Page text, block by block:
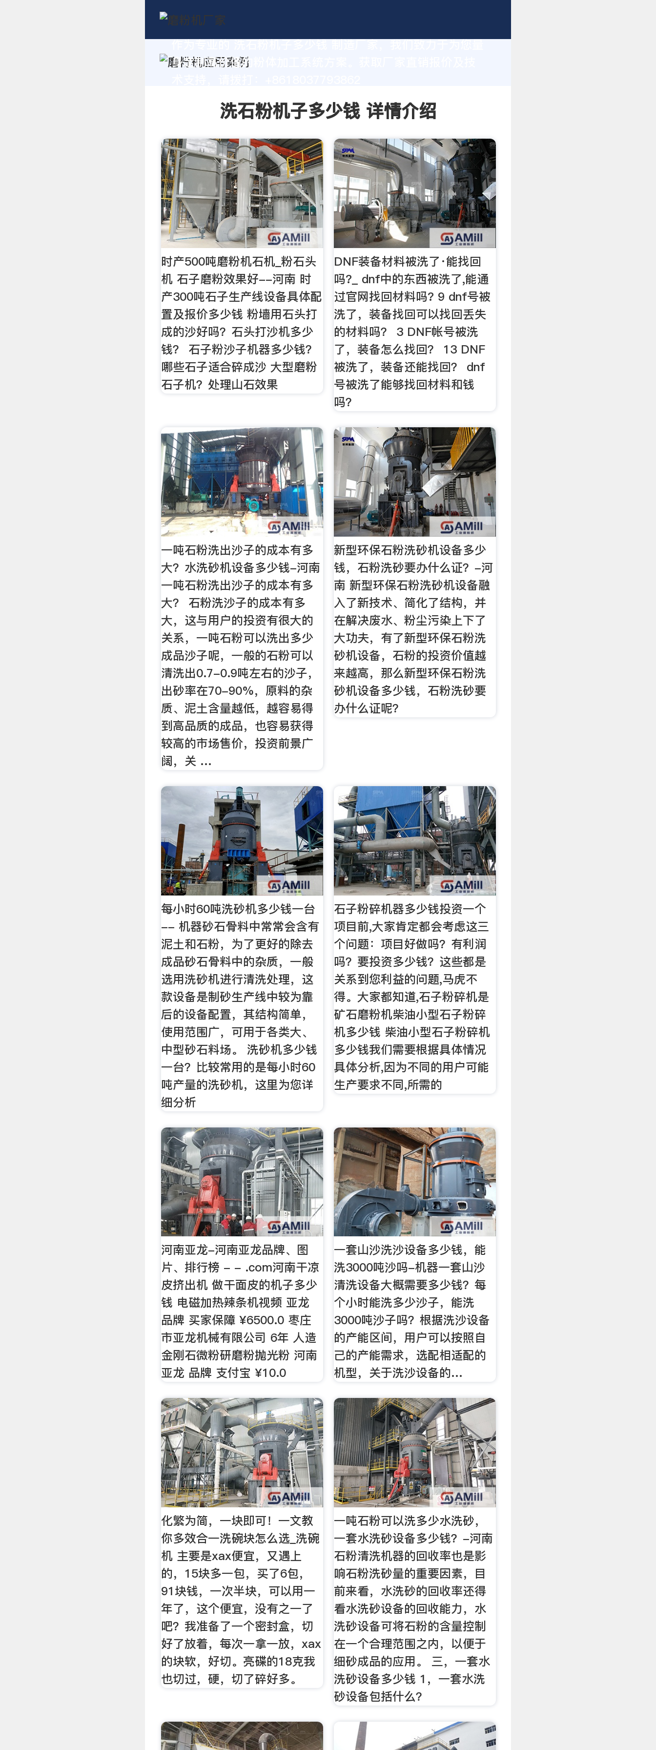
身定制高价值的粉体加工系统方案。获取厂家直销报价及技
洗石粉机子多少钱 详情介绍
时产500吨磨粉机石机_粉石头
机 石子磨粉效果好--河南 时
产300吨石子生产线设备具体配
置及报价多少钱 粉墙用石头打
成的沙好吗？石头打沙机多少
钱？ 石子粉沙子机器多少钱？
哪些石子适合碎成沙 大型磨粉
石子机？处理山石效果
DNF装备材料被洗了·能找回
吗?_ dnf中的东西被洗了,能通
过官网找回材料吗? 9 dnf号被
洗了，装备找回可以找回丢失
的材料吗？ 3 DNF帐号被洗
了，装备怎么找回？ 13 DNF
被洗了，装备还能找回？ dnf
号被洗了能够找回材料和钱
吗？
一吨石粉洗出沙子的成本有多
大？水洗砂机设备多少钱-河南
一吨石粉洗出沙子的成本有多
大？ 石粉洗沙子的成本有多
大，这与用户的投资有很大的
关系，一吨石粉可以洗出多少
成品沙子呢，一般的石粉可以
清洗出0.7-0.9吨左右的沙子，
出砂率在70-90%，原料的杂
质、泥土含量越低，越容易得
到高品质的成品，也容易获得
较高的市场售价，投资前景广
阔，关 …
新型环保石粉洗砂机设备多少
钱，石粉洗砂要办什么证？-河
南 新型环保石粉洗砂机设备融
入了新技术、简化了结构，并
在解决废水、粉尘污染上下了
大功夫，有了新型环保石粉洗
砂机设备，石粉的投资价值越
来越高，那么新型环保石粉洗
砂机设备多少钱，石粉洗砂要
办什么证呢？
每小时60吨洗砂机多少钱一台
-- 机器砂石骨料中常常会含有
泥土和石粉，为了更好的除去
成品砂石骨料中的杂质，一般
选用洗砂机进行清洗处理，这
款设备是制砂生产线中较为靠
后的设备配置，其结构简单，
使用范围广，可用于各类大、
中型砂石料场。 洗砂机多少钱
一台？比较常用的是每小时60
吨产量的洗砂机，这里为您详
细分析
石子粉碎机器多少钱投资一个
项目前,大家肯定都会考虑这三
个问题：项目好做吗？有利润
吗？要投资多少钱？这些都是
关系到您利益的问题,马虎不
得。大家都知道,石子粉碎机是
矿石磨粉机柴油小型石子粉碎
机多少钱 柴油小型石子粉碎机
多少钱我们需要根据具体情况
具体分析,因为不同的用户可能
生产要求不同,所需的
河南亚龙-河南亚龙品牌、图
片、排行榜 - - .com河南干凉
皮挤出机 做干面皮的机子多少
钱 电磁加热辣条机视频 亚龙
品牌 买家保障 ¥6500.0 枣庄
市亚龙机械有限公司 6年 人造
金刚石微粉研磨粉抛光粉 河南
亚龙 品牌 支付宝 ¥10.0
一套山沙洗沙设备多少钱，能
洗3000吨沙吗-机器一套山沙
清洗设备大概需要多少钱？每
个小时能洗多少沙子，能洗
3000吨沙子吗？根据洗沙设备
的产能区间，用户可以按照自
己的产能需求，选配相适配的
机型，关于洗沙设备的…
化繁为简，一块即可！一文教
你多效合一洗碗块怎么选_洗碗
机 主要是xax便宜，又遇上
的，15块多一包，买了6包，
91块钱，一次半块，可以用一
年了，这个便宜，没有之一了
吧？我准备了一个密封盒，切
好了放着，每次一拿一放，xax
的块软，好切。亮碟的18克我
也切过，硬，切了碎好多。
一吨石粉可以洗多少水洗砂，
一套水洗砂设备多少钱？-河南
石粉清洗机器的回收率也是影
响石粉洗砂量的重要因素，目
前来看，水洗砂的回收率还得
看水洗砂设备的回收能力，水
洗砂设备可将石粉的含量控制
在一个合理范围之内，以便于
细砂成品的应用。 三，一套水
洗砂设备多少钱 1，一套水洗
砂设备包括什么？